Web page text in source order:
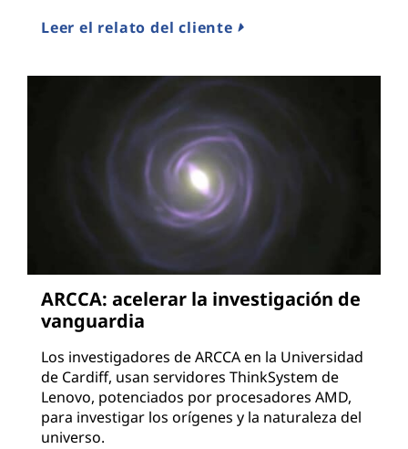
Leer el relato del cliente
ARCCA: acelerar la investigación de
vanguardia
Los investigadores de ARCCA en la Universidad
de Cardiff, usan servidores ThinkSystem de
Lenovo, potenciados por procesadores AMD,
para investigar los orígenes y la naturaleza del
universo.